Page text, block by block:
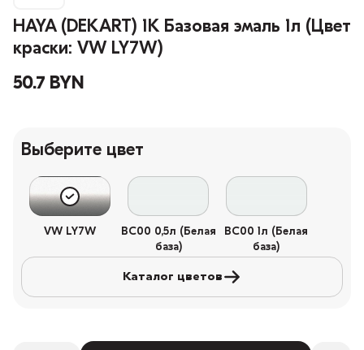
HAYA (DEKART) 1К Базовая эмаль 1л (Цвет
краски: VW LY7W)
50.7 BYN
Выберите цвет
VW LY7W
BC00 0,5л (Белая
база)
BC00 1л (Белая
база)
Каталог цветов